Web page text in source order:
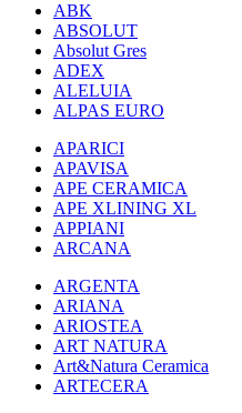
ABK
ABSOLUT
Absolut Gres
ADEX
ALELUIA
ALPAS EURO
APARICI
APAVISA
APE CERAMICA
APE XLINING XL
APPIANI
ARCANA
ARGENTA
ARIANA
ARIOSTEA
ART NATURA
Art&Natura Ceramica
ARTECERA